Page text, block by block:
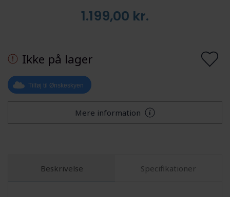
1.199,00 kr.
Ikke på lager
Tilføj til Ønskeskyen
Mere information
Beskrivelse Specifikationer